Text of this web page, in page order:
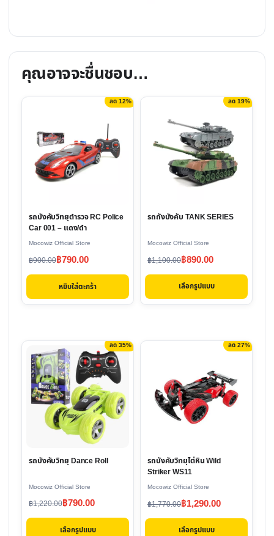
คุณอาจจะชื่นชอบ…
ลด 12%
รถบังคับวิทยุตำรวจ RC Police
Car 001 – แดง/ดำ
Mocowiz Official Store
฿900.00
Original
price
฿900.00.
฿790.00
Current
price
฿790.00.
หยิบใส่ตะกร้า
ลด 19%
รถถังบังคับ TANK SERIES
Mocowiz Official Store
฿1,100.00
Original
price
฿1,100.00.
฿890.00
Current
price
฿890.00.
เลือกรูปแบบ
product
has
multiple
variants.
may
on
the
product
ลด 35%
รถบังคับวิทยุ Dance Roll
Mocowiz Official Store
฿1,220.00
Original
price
฿790.00
Current
price
เลือกรูปแบบ
This
product
has
multiple
variants.
may
on
ลด 27%
รถบังคับวิทยุไต่หิน Wild
Striker WS11
Mocowiz Official Store
฿1,770.00
Original
price
฿1,290.00
Current
price
เลือกรูปแบบ
multiple
variants.
may
on
the